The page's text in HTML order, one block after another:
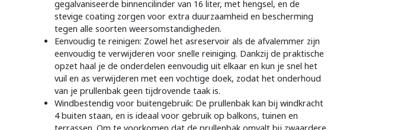
gegalvaniseerde binnencilinder van 16 liter, met hengsel, en de
stevige coating zorgen voor extra duurzaamheid en bescherming
tegen alle soorten weersomstandigheden.
Eenvoudig te reinigen: Zowel het asreservoir als de afvalemmer zijn
eenvoudig te verwijderen voor snelle reiniging. Dankzij de praktische
opzet haal je de onderdelen eenvoudig uit elkaar en kun je snel het
vuil en as verwijderen met een vochtige doek, zodat het onderhoud
van je prullenbak geen tijdrovende taak is.
Windbestendig voor buitengebruik: De prullenbak kan bij windkracht
4 buiten staan, en is ideaal voor gebruik op balkons, tuinen en
terrassen. Om te voorkomen dat de prullenbak omvalt bij zwaardere